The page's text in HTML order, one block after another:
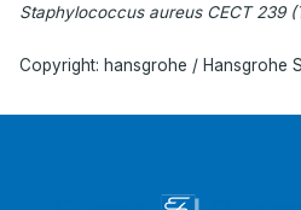
Staphylococcus aureus CECT 239
Copyright: hansgrohe / Hansgrohe